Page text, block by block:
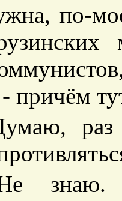
по-
причём
раз
знаю.